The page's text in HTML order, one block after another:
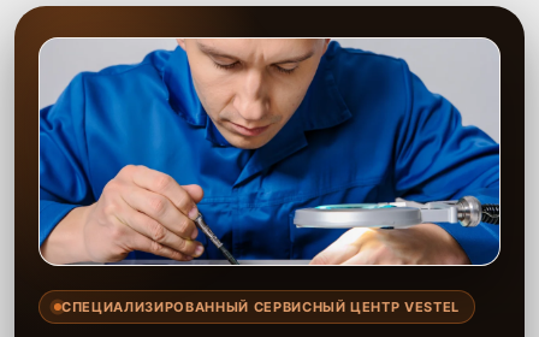
СПЕЦИАЛИЗИРОВАННЫЙ СЕРВИСНЫЙ ЦЕНТР VESTEL